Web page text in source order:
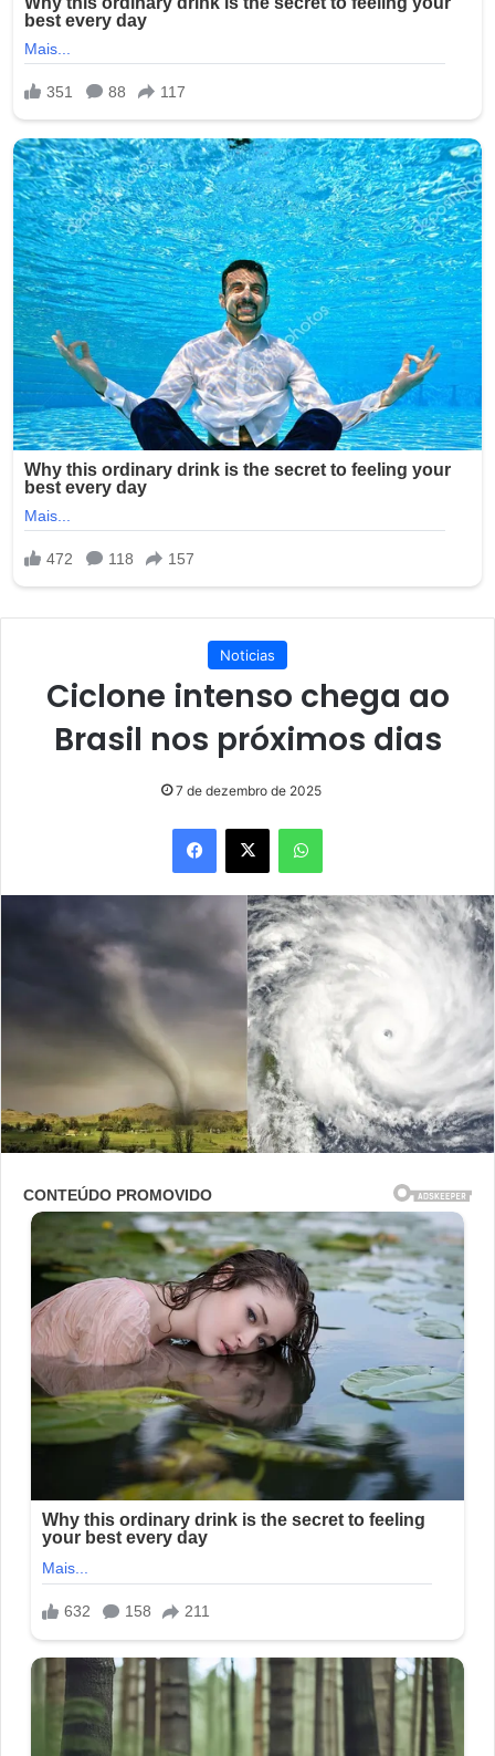
Noticias
Ciclone intenso chega ao
Brasil nos próximos dias
7 de dezembro de 2025
Facebook
X WhatsApp